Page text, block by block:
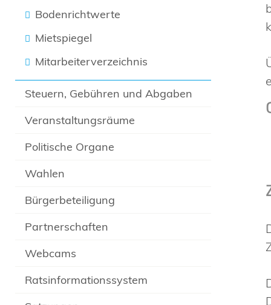
Bodenrichtwerte
Mietspiegel
Mitarbeiterverzeichnis
Steuern, Gebühren und Abgaben
Veranstaltungsräume
Politische Organe
Wahlen
Bürgerbeteiligung
Partnerschaften
Webcams
Ratsinformationssystem